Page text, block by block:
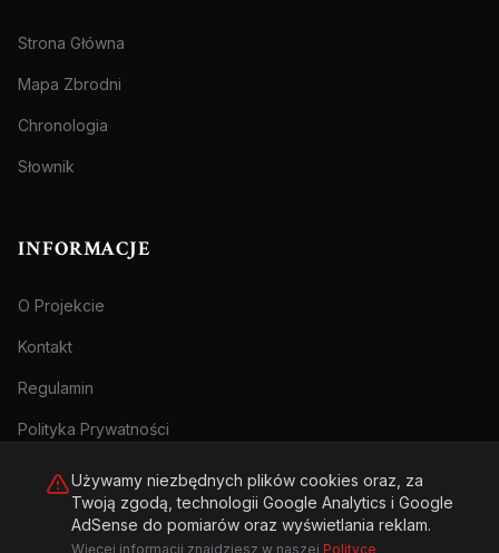
Strona Główna
Mapa Zbrodni
Chronologia
Słownik
INFORMACJE
O Projekcie
Kontakt
Regulamin
Polityka Prywatności
Używamy niezbędnych plików cookies oraz, za
Twoją zgodą, technologii Google Analytics i Google
AdSense do pomiarów oraz wyświetlania reklam.
Więcej informacji znajdziesz w naszej Polityce